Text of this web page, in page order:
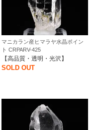
マニカラン産ヒマラヤ水晶ポイン
ト CRPARV-425
【高品質・透明・光沢】
SOLD OUT